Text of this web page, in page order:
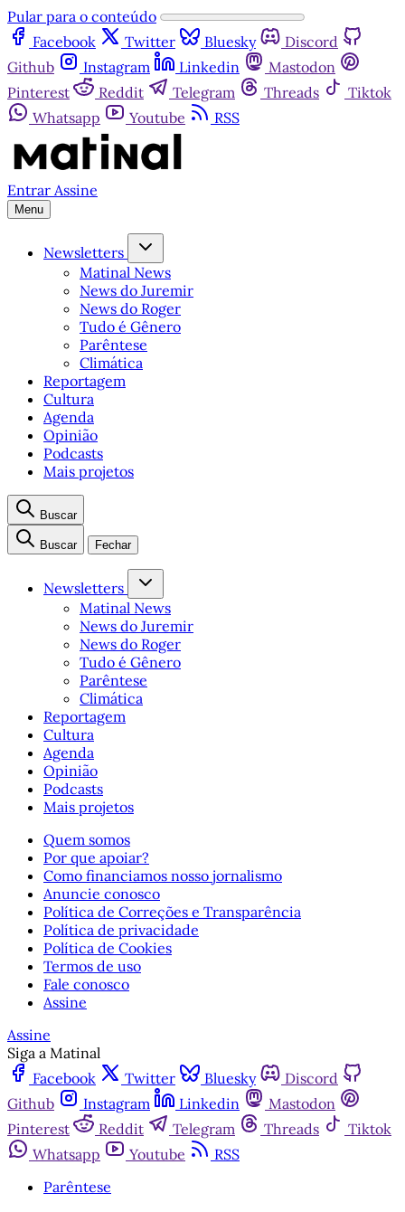
Pular para o conteúdo
Facebook
Twitter Bluesky
Discord
Github
Instagram Linkedin
Mastodon
Pinterest
Reddit Telegram Threads
Tiktok
Whatsapp
Youtube RSS
Entrar Assine
Menu
Newsletters
Matinal News
News do Juremir
News do Roger
Tudo é Gênero
Parêntese
Climática
Reportagem
Cultura
Agenda
Opinião
Podcasts
Mais projetos
Buscar
Buscar Fechar
Newsletters
Matinal News
News do Juremir
News do Roger
Tudo é Gênero
Parêntese
Climática
Reportagem
Cultura
Agenda
Opinião
Podcasts
Mais projetos
Quem somos
Por que apoiar?
Como financiamos nosso jornalismo
Anuncie conosco
Política de Correções e Transparência
Política de privacidade
Política de Cookies
Termos de uso
Fale conosco
Assine
Assine
Siga a Matinal
Facebook
Twitter Bluesky
Discord
Github
Instagram Linkedin
Mastodon
Pinterest
Reddit Telegram Threads
Tiktok
Whatsapp
Youtube
RSS
Parêntese